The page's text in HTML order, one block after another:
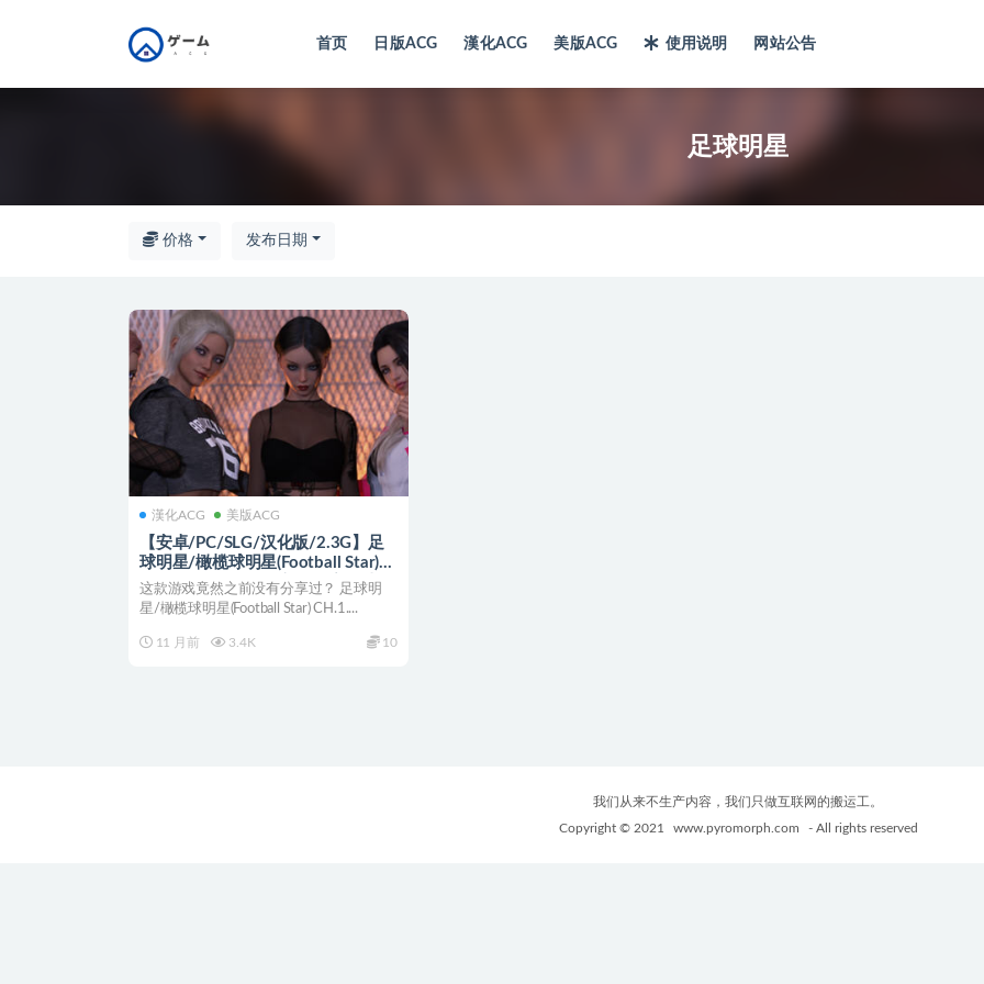
首页 日版ACG 漢化ACG 美版ACG 使用说明 网站公告
足球明星
价格 发布日期
漢化ACG 美版ACG
【安卓/PC/SLG/汉化版/2.3G】足
球明星/橄榄球明星(Football Star)
CH.1.5 汉化版 PC+安卓 欧美动态
SLG游戏&补+2.3G
这款游戏竟然之前没有分享过？ 足球明
星/橄榄球明星(Football Star) CH.1....
11 月前 3.4K 10
我们从来不生产内容，我们只做互联网的搬运工。
Copyright © 2021
www.pyromorph.com - All rights reserved